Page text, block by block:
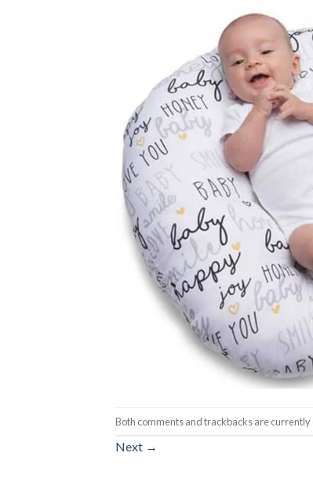
Both comments and trackbacks are currently
Next →